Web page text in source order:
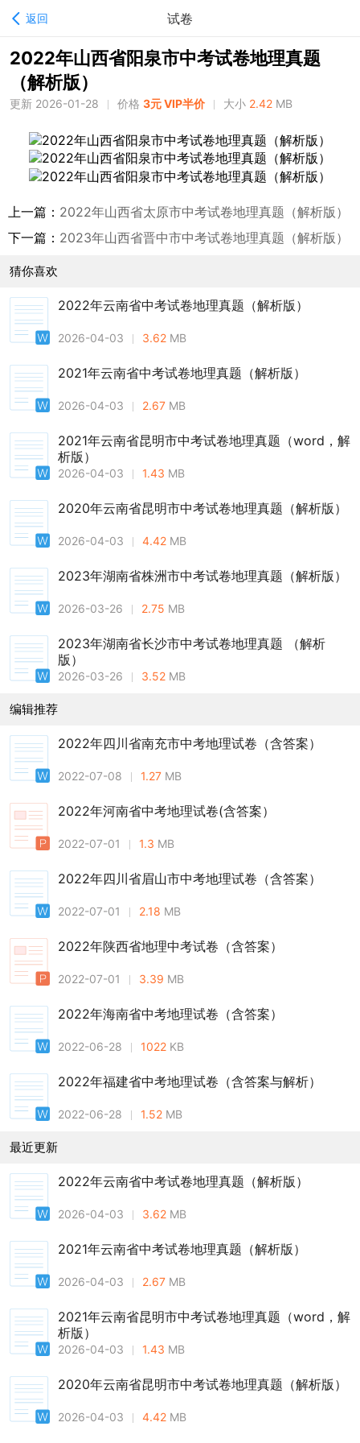
返回 试卷
2022年山西省阳泉市中考试卷地理真题
（解析版）
更新 2026-01-28 价格 3元 VIP半价 大小 2.42 MB
上一篇： 2022年山西省太原市中考试卷地理真题（解析版）
下一篇： 2023年山西省晋中市中考试卷地理真题（解析版）
猜你喜欢
2022年云南省中考试卷地理真题（解析版）
2026-04-03 3.62 MB
2021年云南省中考试卷地理真题（解析版）
2026-04-03 2.67 MB
2021年云南省昆明市中考试卷地理真题（word，解
析版）
2026-04-03 1.43 MB
2020年云南省昆明市中考试卷地理真题（解析版）
2026-04-03 4.42 MB
2023年湖南省株洲市中考试卷地理真题（解析版）
2026-03-26 2.75 MB
2023年湖南省长沙市中考试卷地理真题 （解析
版）
2026-03-26 3.52 MB
编辑推荐
2022年四川省南充市中考地理试卷（含答案）
2022-07-08 1.27 MB
2022年河南省中考地理试卷(含答案）
2022-07-01 1.3 MB
2022年四川省眉山市中考地理试卷（含答案）
2022-07-01 2.18 MB
2022年陕西省地理中考试卷（含答案）
2022-07-01 3.39 MB
2022年海南省中考地理试卷（含答案）
2022-06-28 1022 KB
2022年福建省中考地理试卷（含答案与解析）
2022-06-28 1.52 MB
最近更新
2022年云南省中考试卷地理真题（解析版）
2026-04-03 3.62 MB
2021年云南省中考试卷地理真题（解析版）
2026-04-03 2.67 MB
2021年云南省昆明市中考试卷地理真题（word，解
析版）
2026-04-03 1.43 MB
2020年云南省昆明市中考试卷地理真题（解析版）
2026-04-03 4.42 MB